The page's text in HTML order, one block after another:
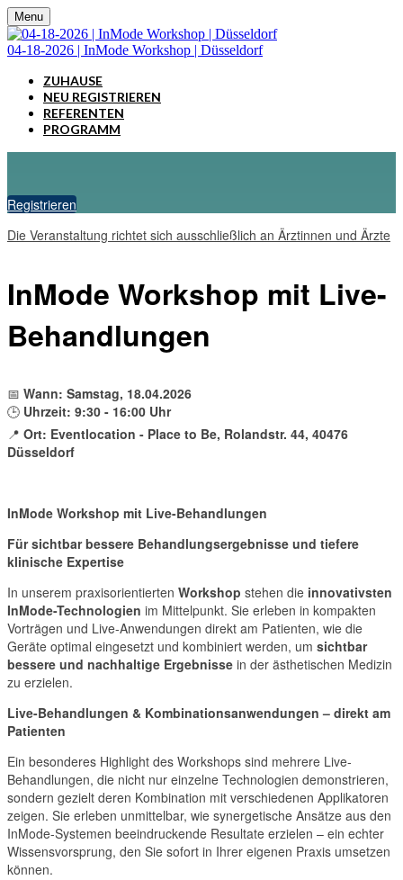
Menu
04-18-2026 | InMode Workshop | Düsseldorf
ZUHAUSE
NEU REGISTRIEREN
REFERENTEN
PROGRAMM
Registrieren
Die Veranstaltung richtet sich ausschließlich an Ärztinnen und Ärzte
InMode Workshop mit Live-
Behandlungen
📅 Wann: Samstag, 18.04.2026
🕒 Uhrzeit: 9:30 - 16:00 Uhr
📍 Ort: Eventlocation - Place to Be, Rolandstr. 44, 40476
Düsseldorf
InMode Workshop mit Live-Behandlungen
Für sichtbar bessere Behandlungsergebnisse und tiefere
klinische Expertise
In unserem praxisorientierten Workshop stehen die innovativsten
InMode-Technologien im Mittelpunkt. Sie erleben in kompakten
Vorträgen und Live-Anwendungen direkt am Patienten, wie die
Geräte optimal eingesetzt und kombiniert werden, um sichtbar
bessere und nachhaltige Ergebnisse in der ästhetischen Medizin
zu erzielen.
Live-Behandlungen & Kombinationsanwendungen – direkt am
Patienten
Ein besonderes Highlight des Workshops sind mehrere Live-
Behandlungen, die nicht nur einzelne Technologien demonstrieren,
sondern gezielt deren Kombination mit verschiedenen Applikatoren
zeigen. Sie erleben unmittelbar, wie synergetische Ansätze aus den
InMode-Systemen beeindruckende Resultate erzielen – ein echter
Wissensvorsprung, den Sie sofort in Ihrer eigenen Praxis umsetzen
können.